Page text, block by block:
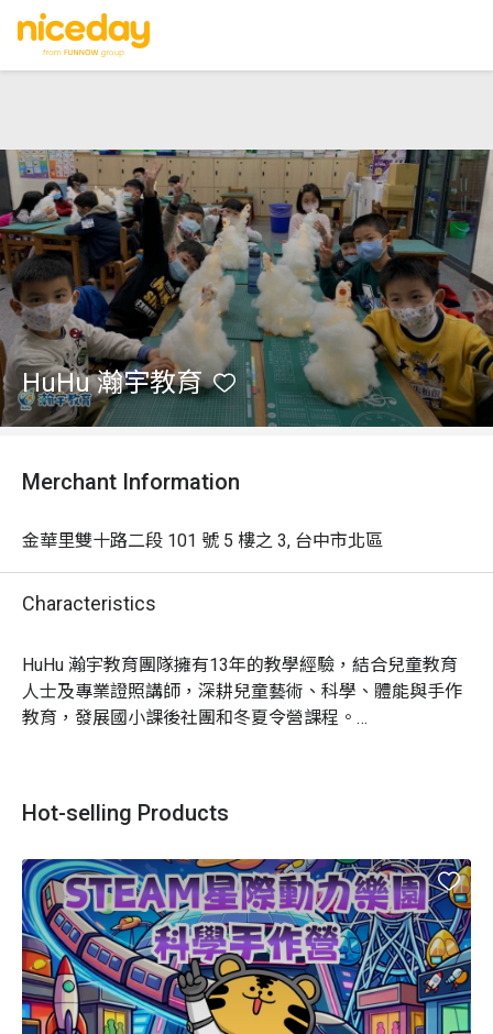
HuHu 瀚宇教育
Merchant Information
金華里雙十路二段 101 號 5 樓之 3, 台中市北區
Characteristics
HuHu 瀚宇教育團隊擁有13年的教學經驗，結合兒童教育
人士及專業證照講師，深耕兒童藝術、科學、體能與手作
教育，發展國小課後社團和冬夏令營課程。
考、分析問題和解決問題，藉此培養 STEAM 全人素養。
Hot-selling Products